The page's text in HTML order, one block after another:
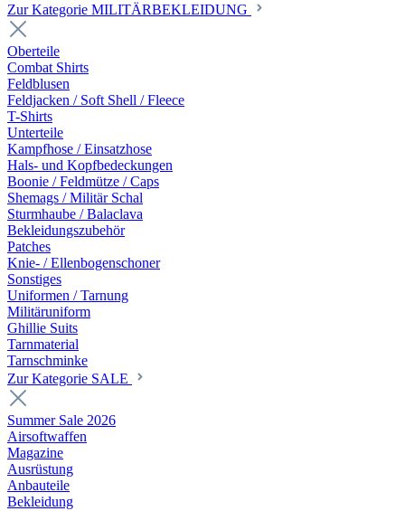
Zur Kategorie MILITÄRBEKLEIDUNG
Oberteile
Combat Shirts
Feldblusen
Feldjacken / Soft Shell / Fleece
T-Shirts
Unterteile
Kampfhose / Einsatzhose
Hals- und Kopfbedeckungen
Boonie / Feldmütze / Caps
Shemags / Militär Schal
Sturmhaube / Balaclava
Bekleidungszubehör
Patches
Knie- / Ellenbogenschoner
Sonstiges
Uniformen / Tarnung
Militäruniform
Ghillie Suits
Tarnmaterial
Tarnschminke
Zur Kategorie SALE
Summer Sale 2026
Airsoftwaffen
Magazine
Ausrüstung
Anbauteile
Bekleidung